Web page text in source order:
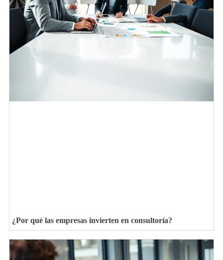
¿Por qué las empresas invierten en consultoría?